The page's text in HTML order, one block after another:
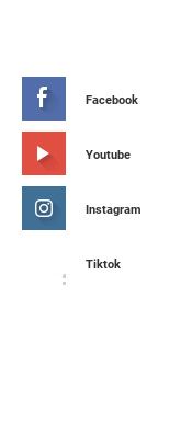
Facebook
Youtube
Instagram
Tiktok